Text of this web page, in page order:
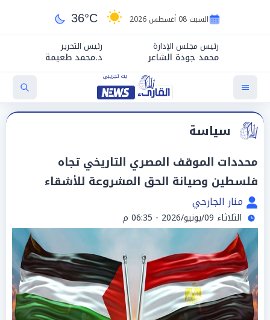
السبت 08 أغسطس 2026 36°C
رئيس مجلس الإدارة
محمد جودة الشاعر
رئيس التحرير
د.محمد طعيمة
سياسة
محددات الموقف المصري التاريخي تجاه
فلسطين وصيانة الحق المشروعة للأشقاء
منار الجارحي
الثلاثاء 09/يونيو/2026 - 06:35 م